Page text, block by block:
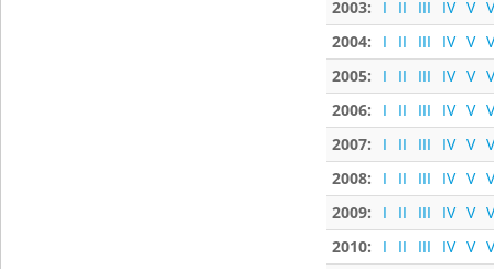
2003:
I II III IV V
2004:
I II III IV V
2005:
I II III IV V
2006:
I II III IV V
2007:
I II III IV V
2008:
I II III IV V
2009:
I II III IV V
2010:
I II III IV V